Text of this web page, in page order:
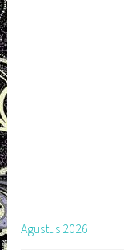
Agustus 2026